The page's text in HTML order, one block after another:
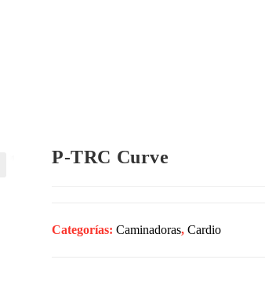
P-TRC Curve
Categorías: Caminadoras, Cardio